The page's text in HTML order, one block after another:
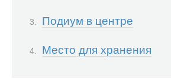
Подиум в центре
Место для хранения